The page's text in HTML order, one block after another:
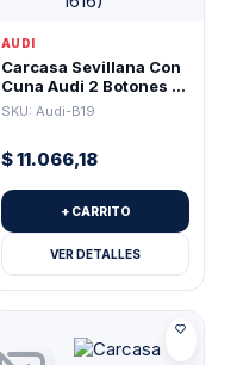
AUDI
Carcasa Sevillana Con
Cuna Audi 2 Botones +
Pánico (Pila 1616)
SKU: Audi-B19
$11.066,18
+ CARRITO
VER DETALLES